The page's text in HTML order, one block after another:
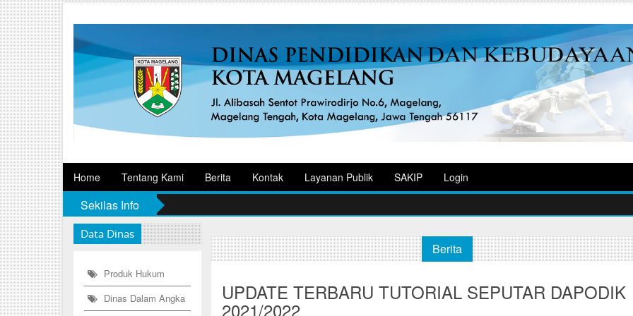
Home Tentang Kami Berita Kontak Layanan Publik SAKIP Login
Sekilas Info
Data Dinas
Produk Hukum
Dinas Dalam Angka
Berita
UPDATE TERBARU TUTORIAL SEPUTAR DAPODIK
2021/2022